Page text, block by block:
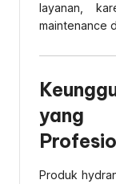
layanan,
maintenance
yang
Produk